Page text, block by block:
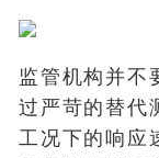
监管机构并不
过严苛的替代
工况下的响应